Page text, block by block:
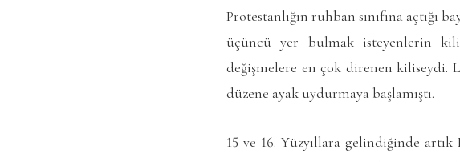
Protestanlığın ruhban sınıfına açtığı
üçüncü yer bulmak isteyenlerin
değişmelere en çok direnen kiliseydi.
düzene ayak uydurmaya başlamıştı.
15 ve 16. Yüzyıllara gelindiğinde